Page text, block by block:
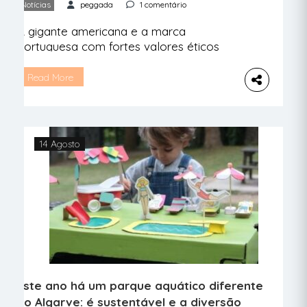
Notícias peggada 1 comentário
A gigante americana e a marca
portuguesa com fortes valores éticos
vista (e é bem diferente dos habituais
marca portuguesa de calçado eco-
vegano Zouri, cada passo simboliza
menos lixo […]
Read More
14 Agosto
Este ano há um parque aquático diferente
no Algarve: é sustentável e a diversão